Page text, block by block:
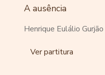
A ausência
Henrique Eulálio Gurjão
Ver partitura